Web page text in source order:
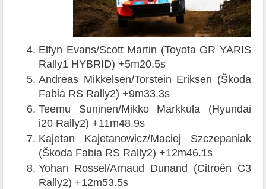
Elfyn Evans/Scott Martin (Toyota GR YARIS
Rally1 HYBRID) +5m20.5s
Andreas Mikkelsen/Torstein Eriksen (Škoda
Fabia RS Rally2) +9m33.3s
Teemu Suninen/Mikko Markkula (Hyundai
i20 Rally2) +11m48.9s
Kajetan Kajetanowicz/Maciej Szczepaniak
(Škoda Fabia RS Rally2) +12m46.1s
Yohan Rossel/Arnaud Dunand (Citroën C3
Rally2) +12m53.5s